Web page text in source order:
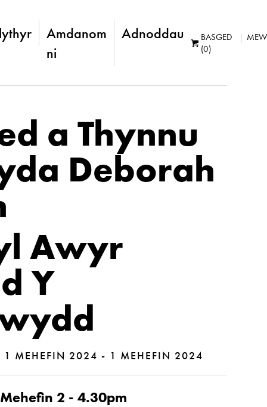
Amdanom
ni
Adnoddau
BASGED
(0)
a Thynnu
Deborah
Awyr
Y
1 MEHEFIN 2024 - 1 MEHEFIN 2024
2 - 4.30pm